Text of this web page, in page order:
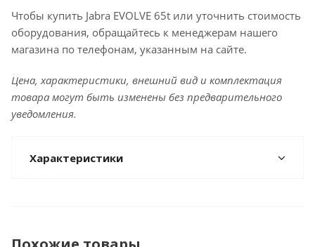
Чтобы купить Jabra EVOLVE 65t или уточнить стоимость
оборудования, обращайтесь к менеджерам нашего
магазина по телефонам, указанным на сайте.
Цена, характеристики, внешний вид и комплектация
товара могут быть изменены без предварительного
уведомления.
Характеристики